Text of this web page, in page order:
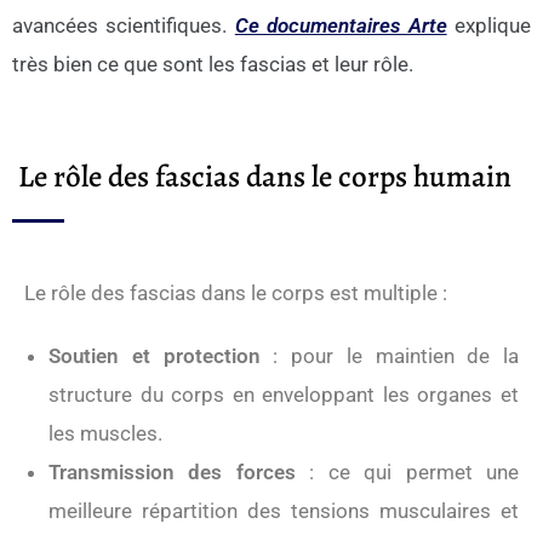
avancées scientifiques. Ce documentaires Arteexplique
très bien ce que sont les fascias et leur rôle.
Le rôle des fascias dans le corps humain
Le rôle des fascias dans le corps est multiple :
Soutien et protection : pour le maintien de la
structure du corps en enveloppant les organes et
les muscles.
Transmission des forces : ce qui permet une
meilleure répartition des tensions musculaires et